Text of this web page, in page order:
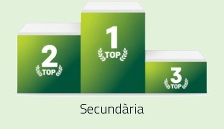
Secundària